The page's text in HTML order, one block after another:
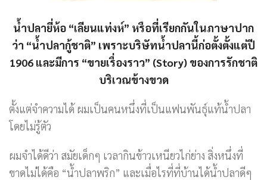
น้ำปลายี่ห้อ “เลียนแท่งห์” หรือที่เรียกกันในภาษาปาก
ว่า “น้ำปลากู้ชาติ” เพราะบริษัทน้ำปลานี้ก่อตั้งตั้งแต่ปี
1906 และมีการ “ขายเรื่องราว” (Story) ของการรักชาติ
บริเวณข้างขวด
ตั้งแต่จำความได้ ผมเป็นคนหนึ่งที่เป็นแฟนพันธุ์แท้น้ำปลา
โดยไม่รู้ตัว
ผมจำได้ดีว่า สมัยเด็กๆ เวลากินข้าวเหนียวไก่ย่าง สิ่งหนึ่งที่
ขาดไม่ได้คือ “น้ำปลาพริก” และเมื่อไรที่ที่บ้านได้น้ำปลาดีๆ